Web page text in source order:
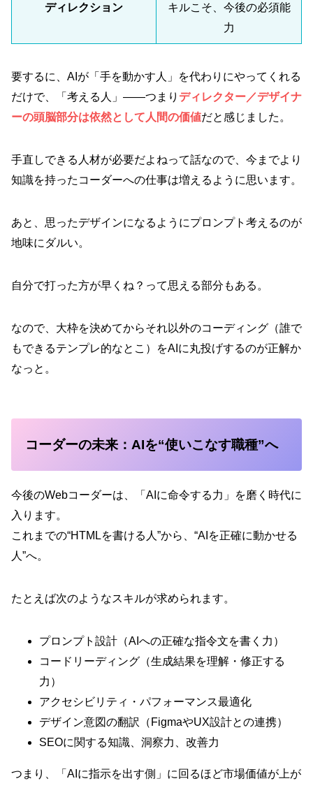
ディレクション
キルこそ、今後の必須能
力
要するに、AIが「手を動かす人」を代わりにやってくれる
だけで、「考える人」――つまり ディレクター／デザイナ
ーの頭脳部分は依然として人間の価値だと感じました。
手直しできる人材が必要だよねって話なので、今までより
知識を持ったコーダーへの仕事は増えるように思います。
あと、思ったデザインになるようにプロンプト考えるのが
地味にダルい。
自分で打った方が早くね？って思える部分もある。
なので、大枠を決めてからそれ以外のコーディング（誰で
もできるテンプレ的なとこ）をAIに丸投げするのが正解か
なっと。
コーダーの未来：AIを“使いこなす職種”へ
今後のWebコーダーは、「AIに命令する力」を磨く時代に
入ります。
これまでの“HTMLを書ける人”から、“AIを正確に動かせる
人”へ。
たとえば次のようなスキルが求められます。
プロンプト設計（AIへの正確な指令文を書く力）
コードリーディング（生成結果を理解・修正する
力）
アクセシビリティ・パフォーマンス最適化
デザイン意図の翻訳（FigmaやUX設計との連携）
SEOに関する知識、洞察力、改善力
つまり、「AIに指示を出す側」に回るほど市場価値が上が